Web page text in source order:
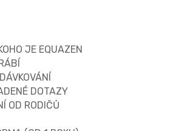
JE EQUAZEN
DOTAZY
OD RODIČŮ